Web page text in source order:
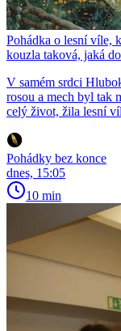
Pohádka o lesní víle,
kouzla taková, jaká
V samém srdci
rosou a mech byl tak
celý život, žila lesní
Pohádky bez konce
dnes, 15:05
10 min